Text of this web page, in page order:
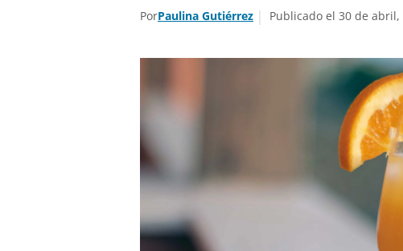
PorPaulina Gutiérrez Publicado el 30 de abril,